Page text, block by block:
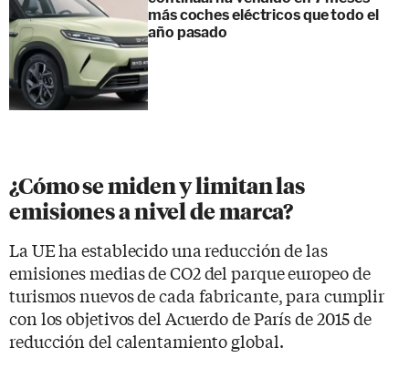
más coches eléctricos que todo el
año pasado
¿Cómo se miden y limitan las
emisiones a nivel de marca?
La UE ha establecido una reducción de las
emisiones medias de CO2 del parque europeo de
turismos nuevos de cada fabricante, para cumplir
con los objetivos del Acuerdo de París de 2015 de
reducción del calentamiento global.